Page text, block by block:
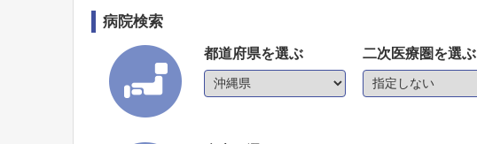
病院検索
都道府県を選ぶ 二次医療圏を選ぶ